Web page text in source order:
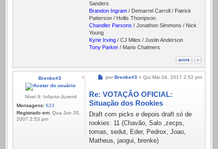
Sanders
Brandon Ingram / Demarrel Carroll / Patrick
Patterson / Hollis Thompson
Chandler Parsons / Jonathon Simmons / Nick
Young
Kyrie Irving / CJ Miles / Justin Anderson
Tony Parker / Mario Chalmers
Brenke#3
Nível 9: Infanto-Juvenil
Mensagens: 623
Registrado em: Qua Jun 20,
2007 2:53 pm
Mensagem
por Brenke#3 » Qui Mai 04, 2017 2:52 pm
Re: VOTAÇÃO OFICIAL:
Situação dos Rookies
Draft com picks e depois draft só de
rookies: 11 (Chavão, Salo ,zecps,
tomas, sedut, Eder, Pedrox, Joao,
Matheus, jaogui, brenke)